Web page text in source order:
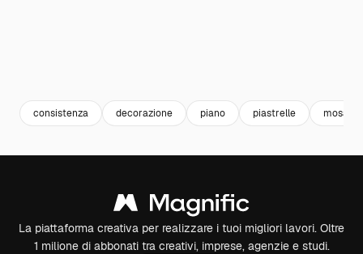
consistenza decorazione piano piastrelle mosaico
La piattaforma creativa per realizzare i tuoi migliori lavori. Oltre
1 milione di abbonati tra creativi, imprese, agenzie e studi.